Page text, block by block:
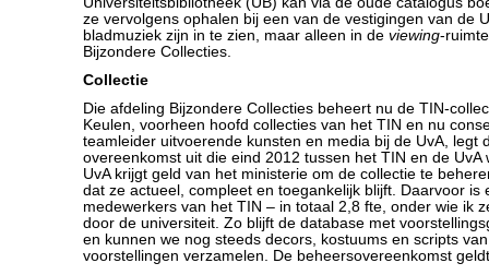
ze vervolgens ophalen bij een van de vestigingen van de
bladmuziek zijn in te zien, maar alleen in de viewing-
Bijzondere Collecties.
Collectie
Die afdeling Bijzondere Collecties beheert nu de TIN-
Keulen, voorheen hoofd collecties van het TIN en nu
teamleider uitvoerende kunsten en media bij de UvA, legt
overeenkomst uit die eind 2012 tussen het TIN en de UvA
UvA krijgt geld van het ministerie om de collectie te
dat ze actueel, compleet en toegankelijk blijft. Daarvoor is
medewerkers van het TIN – in totaal 2,8 fte, onder wie ik
door de universiteit. Zo blijft de database met
en kunnen we nog steeds decors, kostuums en scripts
voorstellingen verzamelen. De beheersovereenkomst